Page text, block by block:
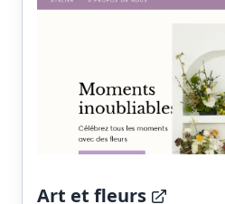
Art et fleurs